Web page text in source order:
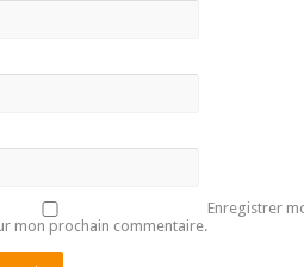
Enregistrer
mon prochain commentaire.